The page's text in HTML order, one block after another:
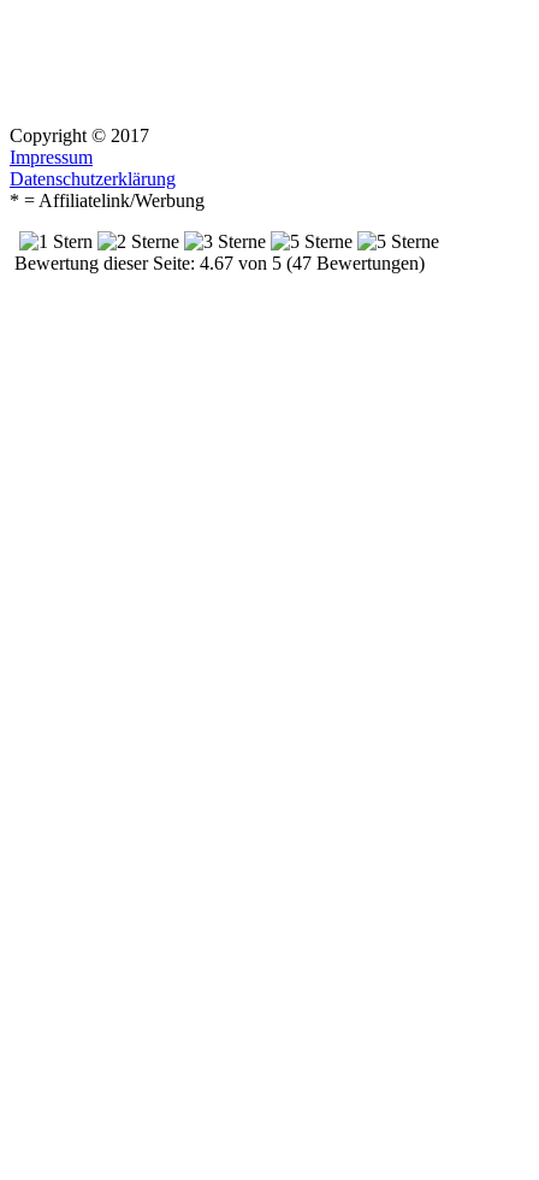
Copyright © 2017
Impressum
Datenschutzerklärung
* = Affiliatelink/Werbung
Bewertung dieser Seite: 4.67 von 5 (47 Bewertungen)